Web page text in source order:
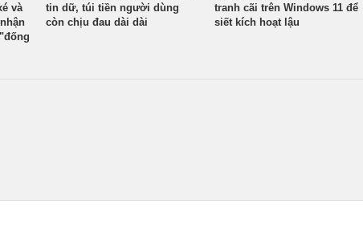
và
tin dữ, túi tiền người dùng
còn chịu đau dài dài
tranh cãi trên Windows 11 để
siết kích hoạt lậu